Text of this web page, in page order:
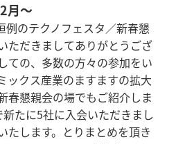
月～
例のテクノフェスタ／新春懇
ただきましてありがとうござ
ての、多数の方々の参加をい
ックス産業のますますの拡大
春懇親会の場でもご紹介しま
たに5社に入会いただきまし
たします。とりまとめを頂き